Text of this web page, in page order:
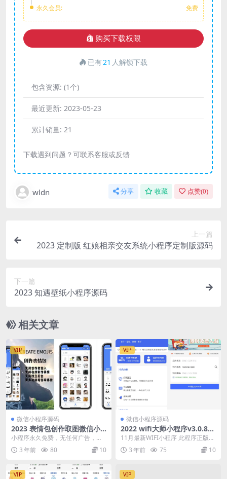
永久会员: 免费
购买下载权限
已有21 人解锁下载
包含资源: (1个)
最近更新: 2023-05-23
累计销量: 21
下载遇到问题？可联系客服或反馈
wldn 分享 收藏 点赞(0)
上一篇
2023 定制版 红娘相亲交友系统小程序定制版源码
下一篇
2023 知遇壁纸小程序源码
相关文章
VIP
微信小程序源码
2023 表情包创作取图微信小
程序源码 附流量主
小程序永久免费，无任何广告，无
任何违规功能！ 小程序具备以下功
能有： 支持创作者...
3 年前 80 10
VIP
微信小程序源码
2022 wifi大师小程序v3.0.8
独立版
11月最新WIFI小程序 此程序正版市
面上都是500-600左右 1：三级代理
模...3 年前 75 10
VIP VIP